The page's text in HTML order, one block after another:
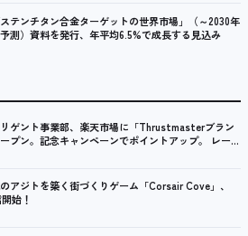
ステンチタン合金ターゲットの世界市場」（～2030年
測）資料を発行、年平均6.5%で成長する見込み
ゲント事業部、楽天市場に「Thrustmasterブラン
プン。記念キャンペーンでポイントアップ。 レーシ
ム向けコントローラーを中心に、幅広くラインナッ
アジトを築く街づくりゲーム「Corsair Cove」、
始！